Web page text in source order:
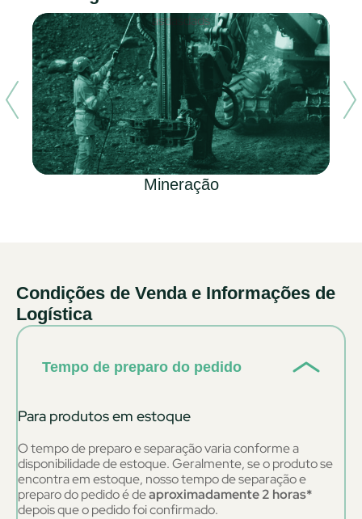
Mineração
Condições de Venda e Informações de
Logística
Tempo de preparo do pedido
Para produtos em estoque
O tempo de preparo e separação varia conforme a
disponibilidade de estoque. Geralmente, se o produto se
encontra em estoque, nosso tempo de separação e
preparo do pedido é deaproximadamente 2 horas*
depois que o pedido foi confirmado.